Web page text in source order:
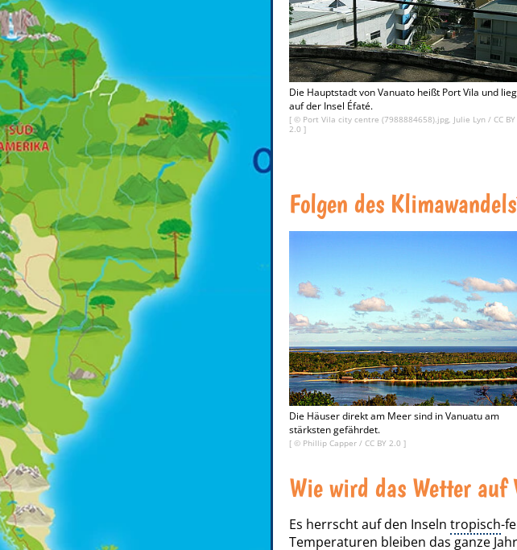
Die Hauptstadt von Vanuato heißt Port Vila und
auf der Insel Éfaté.
[ © Port Vila city centre (7988884658).jpg, Julie Lyn / CC BY
2.0 ]
Folgen des
Die Häuser direkt am Meer sind in Vanuatu am
stärksten gefährdet.
[ © Phillip Capper / CC BY 2.0 ]
Wie wird das Wetter auf
Es herrscht auf den Inseln tropisch-
Temperaturen bleiben das ganze